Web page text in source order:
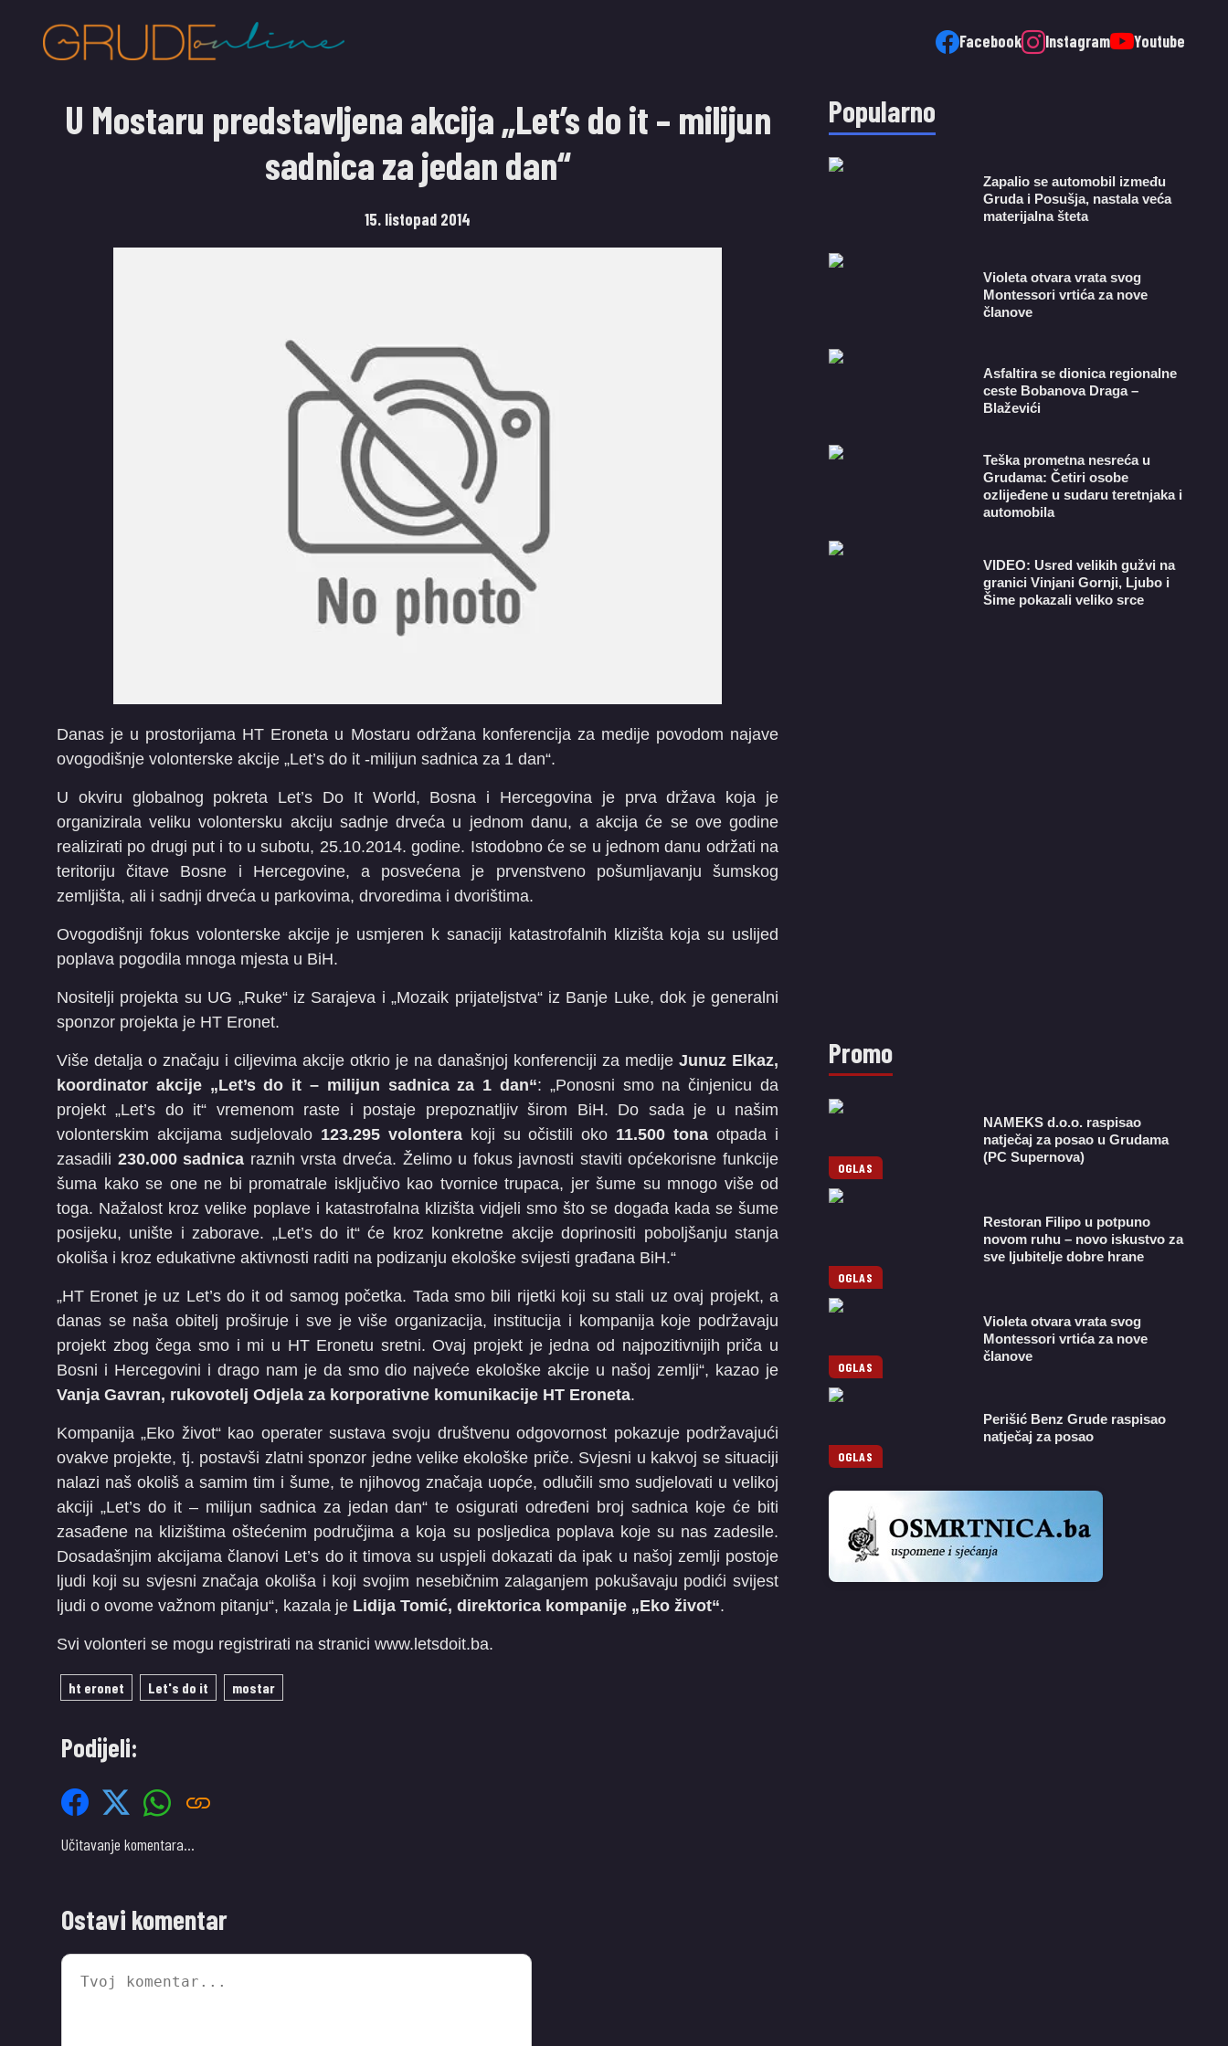
Facebook Instagram Youtube
U Mostaru predstavljena akcija „Let’s do it – milijun
sadnica za jedan dan“
15. listopad 2014
Danas je u prostorijama HT Eroneta u Mostaru održana konferencija za medije povodom najave
ovogodišnje volonterske akcije „Let’s do it -milijun sadnica za 1 dan“.
U okviru globalnog pokreta Let’s Do It World, Bosna i Hercegovina je prva država koja je
organizirala veliku volontersku akciju sadnje drveća u jednom danu, a akcija će se ove godine
realizirati po drugi put i to u subotu, 25.10.2014. godine. Istodobno će se u jednom danu održati na
teritoriju čitave Bosne i Hercegovine, a posvećena je prvenstveno pošumljavanju šumskog
zemljišta, ali i sadnji drveća u parkovima, drvoredima i dvorištima.
Ovogodišnji fokus volonterske akcije je usmjeren k sanaciji katastrofalnih klizišta koja su uslijed
poplava pogodila mnoga mjesta u BiH.
Nositelji projekta su UG „Ruke“ iz Sarajeva i „Mozaik prijateljstva“ iz Banje Luke, dok je generalni
sponzor projekta je HT Eronet.
Više detalja o značaju i ciljevima akcije otkrio je na današnjoj konferenciji za medije Junuz Elkaz,
koordinator akcije „Let’s do it – milijun sadnica za 1 dan“: „Ponosni smo na činjenicu da
projekt „Let’s do it“ vremenom raste i postaje prepoznatljiv širom BiH. Do sada je u našim
volonterskim akcijama sudjelovalo 123.295 volonterakoji su očistili oko 11.500 tona otpada i
zasadili 230.000 sadnica raznih vrsta drveća. Želimo u fokus javnosti staviti općekorisne funkcije
šuma kako se one ne bi promatrale isključivo kao tvornice trupaca, jer šume su mnogo više od
toga. Nažalost kroz velike poplave i katastrofalna klizišta vidjeli smo što se događa kada se šume
posijeku, unište i zaborave. „Let’s do it“ će kroz konkretne akcije doprinositi poboljšanju stanja
okoliša i kroz edukativne aktivnosti raditi na podizanju ekološke svijesti građana BiH.“
„HT Eronet je uz Let’s do it od samog početka. Tada smo bili rijetki koji su stali uz ovaj projekt, a
danas se naša obitelj proširuje i sve je više organizacija, institucija i kompanija koje podržavaju
projekt zbog čega smo i mi u HT Eronetu sretni. Ovaj projekt je jedna od najpozitivnijih priča u
Bosni i Hercegovini i drago nam je da smo dio najveće ekološke akcije u našoj zemlji“, kazao je
Vanja Gavran, rukovotelj Odjela za korporativne komunikacije HT Eroneta.
Kompanija „Eko život“ kao operater sustava svoju društvenu odgovornost pokazuje podržavajući
ovakve projekte, tj. postavši zlatni sponzor jedne velike ekološke priče. Svjesni u kakvoj se situaciji
nalazi naš okoliš a samim tim i šume, te njihovog značaja uopće, odlučili smo sudjelovati u velikoj
akciji „Let’s do it – milijun sadnica za jedan dan“ te osigurati određeni broj sadnica koje će biti
zasađene na klizištima oštećenim područjima a koja su posljedica poplava koje su nas zadesile.
Dosadašnjim akcijama članovi Let’s do it timova su uspjeli dokazati da ipak u našoj zemlji postoje
ljudi koji su svjesni značaja okoliša i koji svojim nesebičnim zalaganjem pokušavaju podići svijest
ljudi o ovome važnom pitanju“, kazala je Lidija Tomić, direktorica kompanije „Eko život“.
Svi volonteri se mogu registrirati na stranici www.letsdoit.ba.
ht eronet Let's do it mostar
Podijeli:
Učitavanje komentara…
Ostavi komentar
Popularno
Zapalio se automobil između
Gruda i Posušja, nastala veća
materijalna šteta
Violeta otvara vrata svog
Montessori vrtića za nove
članove
Asfaltira se dionica regionalne
ceste Bobanova Draga –
Blaževići
Teška prometna nesreća u
Grudama: Četiri osobe
ozlijeđene u sudaru teretnjaka i
automobila
VIDEO: Usred velikih gužvi na
granici Vinjani Gornji, Ljubo i
Šime pokazali veliko srce
Promo
OGLAS
NAMEKS d.o.o. raspisao
natječaj za posao u Grudama
(PC Supernova)
OGLAS
Restoran Filipo u potpuno
novom ruhu – novo iskustvo za
sve ljubitelje dobre hrane
OGLAS
Violeta otvara vrata svog
Montessori vrtića za nove
članove
OGLAS
Perišić Benz Grude raspisao
natječaj za posao